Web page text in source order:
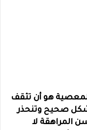
هو أن تثقف
صحيح وتنحذر
المراهقة لا